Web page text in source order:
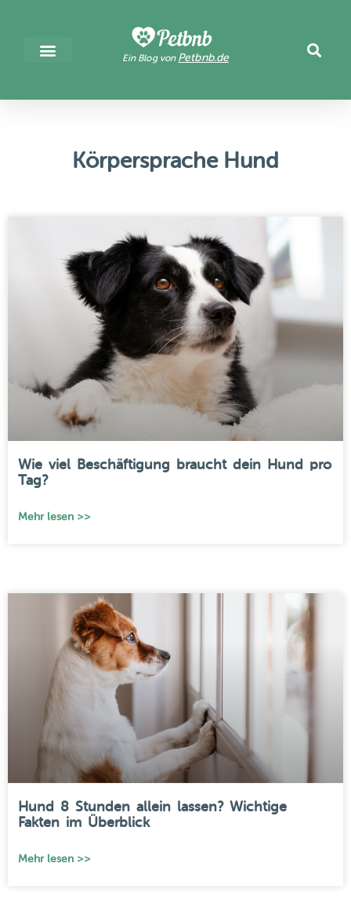
Ein Blog von Petbnb.de
Körpersprache Hund
Wie viel Beschäftigung braucht dein Hund pro
Tag?
Mehr lesen >>
Hund 8 Stunden allein lassen? Wichtige
Fakten im Überblick
Mehr lesen >>